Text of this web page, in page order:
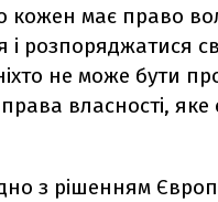
кожен має право
і розпоряджатися
не може бути
власності, яке
з рішенням